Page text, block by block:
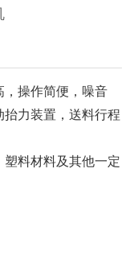
，操作简便，噪音
抬力装置，送料行程
料材料及其他一定